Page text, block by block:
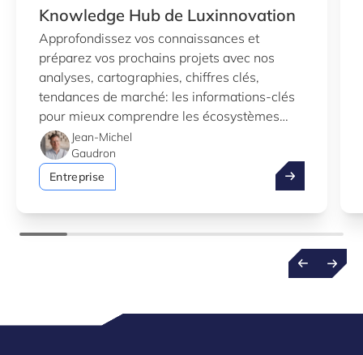
Knowledge Hub de Luxinnovation
Approfondissez vos connaissances et
préparez vos prochains projets avec nos
analyses, cartographies, chiffres clés,
tendances de marché: les informations-clés
pour mieux comprendre les écosystèmes
d’innovation au Luxembourg.
Jean-Michel
Gaudron
Entreprise
Profitez de